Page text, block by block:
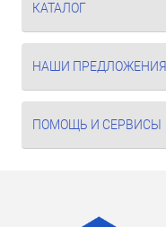
КАТАЛОГ
НАШИ ПРЕДЛОЖЕНИЯ
ПОМОЩЬ И СЕРВИСЫ